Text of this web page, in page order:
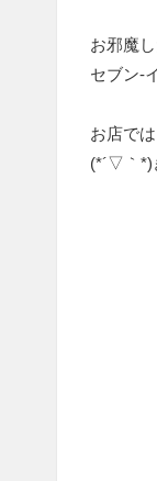
お邪魔
セブン-
お店で
(*´▽｀*)